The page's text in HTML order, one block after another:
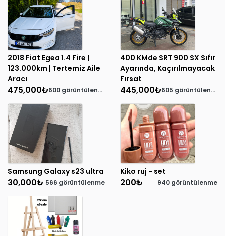
2018 Fiat Egea 1.4 Fire |
123.000km | Tertemiz Aile
Aracı
475,000₺ 600 görüntülenme
400 KMde SRT 900 SX Sıfır
Ayarında, Kaçırılmayacak
Fırsat
445,000₺ 605 görüntülenme
Samsung Galaxy s23 ultra
30,000₺ 566 görüntülenme
Kiko ruj - set
200₺ 940 görüntülenme